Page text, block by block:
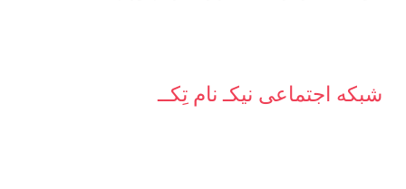
شبکه‌ اجتماعی نیکـ نام تِکــ